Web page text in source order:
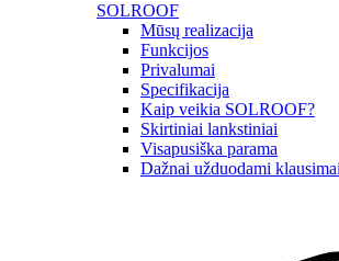
SOLROOF
Mūsų realizacija
Funkcijos
Privalumai
Specifikacija
Kaip veikia SOLROOF?
Skirtiniai lankstiniai
Visapusiška parama
Dažnai užduodami